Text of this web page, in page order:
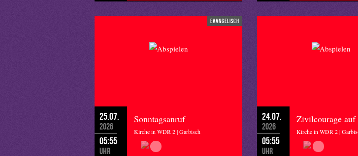
evangelisch
25.07.
2026
05:55
Uhr
Sonntagsanruf
Kirche in WDR 2 | Garbisch
24.07.
2026
05:55
Uhr
Zivilcourage auf
Kirche in WDR 2 |